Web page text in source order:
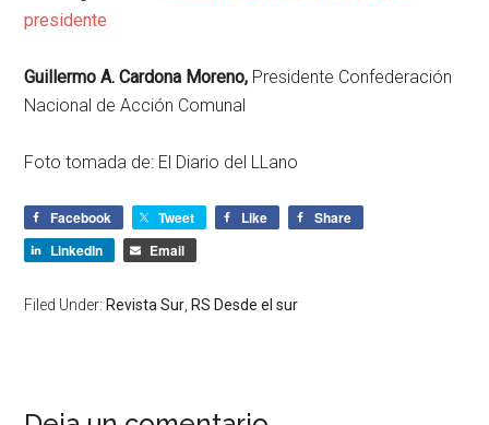
presidente
Guillermo A. Cardona Moreno, Presidente Confederación
Nacional de Acción Comunal
Foto tomada de: El Diario del LLano
Facebook Tweet Like
Share
LinkedIn
Email
Filed Under: Revista Sur, RS Desde el sur